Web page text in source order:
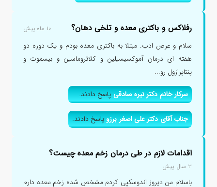
رفلاکس و باکتری معده و تلخی دهان؟ ۱۰ ماه پیش
سلام و عرض ادب. مبتلا به باکتری معده بودم و یک دوره دو
هفته ای درمان آموکسیسیلین و کلاتروماسین و بیسموت و
پنتاپرازول رو...
سرکار خانم دکتر نیره صادقیپاسخ دادند.
جناب آقای دکتر علی اصغر برزوپاسخ دادند.
اقدامات لازم در طی درمان زخم معده چیست؟
۳ سال پیش
باسلام من دیروز اندوسکپی کردم مشخص شده زخم معده دارم